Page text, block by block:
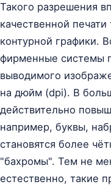
Такого разрешения
качественной
контурной графики.
фирменные системы
выводимого
на дюйм (dpi). В
действительно
например, буквы,
становятся более
"бахромы". Тем не
естественно, такие